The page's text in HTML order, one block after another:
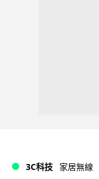
3C科技 家居無線